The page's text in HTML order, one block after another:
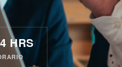
HRS